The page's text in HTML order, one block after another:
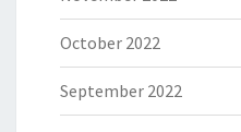
October 2022
September 2022